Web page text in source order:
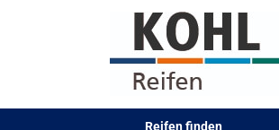
Reifen finden